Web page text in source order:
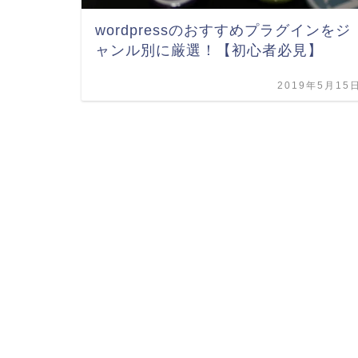
wordpressのおすすめプラグインをジ
ャンル別に厳選！【初心者必見】
2019年5月15